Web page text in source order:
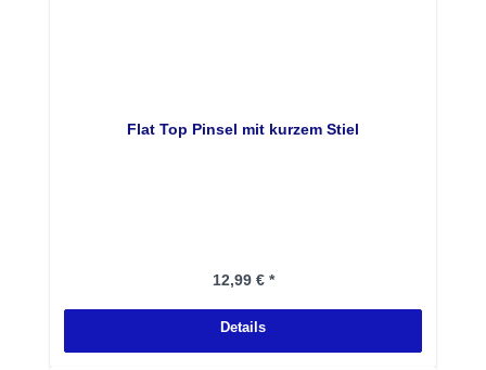
Flat Top Pinsel mit kurzem Stiel
Regulärer Preis:
12,99 € *
Details